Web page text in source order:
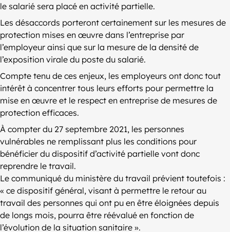
le salarié sera placé en activité partielle.
Les désaccords porteront certainement sur les mesures de
protection mises en œuvre dans l’entreprise par
l’employeur ainsi que sur la mesure de la densité de
l’exposition virale du poste du salarié.
Compte tenu de ces enjeux, les employeurs ont donc tout
intérêt à concentrer tous leurs efforts pour permettre la
mise en œuvre et le respect en entreprise de mesures de
protection efficaces.
À compter du 27 septembre 2021, les personnes
vulnérables ne remplissant plus les conditions pour
bénéficier du dispositif d’activité partielle vont donc
reprendre le travail.
Le communiqué du ministère du travail prévient toutefois :
« ce dispositif général, visant à permettre le retour au
travail des personnes qui ont pu en être éloignées depuis
de longs mois, pourra être réévalué en fonction de
l’évolution de la situation sanitaire ».